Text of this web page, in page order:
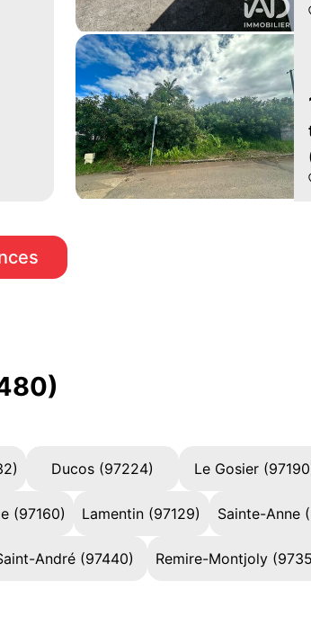
Ducos (97224) Le Gosier
(97160) Lamentin (97129) Sainte-Anne
André (97440) Remire-Montjoly